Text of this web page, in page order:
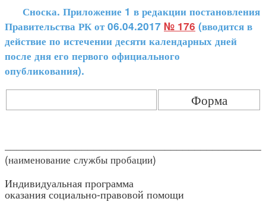
Сноска. Приложение 1 в редакции постановления
Правительства РК от 06.04.2017 № 176 (вводится в
действие по истечении десяти календарных дней
после дня его первого официального
опубликования).
Форма
(наименование службы пробации)
Индивидуальная программа
оказания социально-правовой помощи